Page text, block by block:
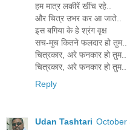
हम मात्र लकीरें खींच रहे..
और चित्र उभर कर आ जाते..
इस बगिया के हे श्रंग वृक्ष
सच-मुच कितने फलदार हो तुम..
चित्रकार, अरे फनकार हो तुम..
चित्रकार, अरे फनकार हो तुम..
Reply
Udan Tashtari October